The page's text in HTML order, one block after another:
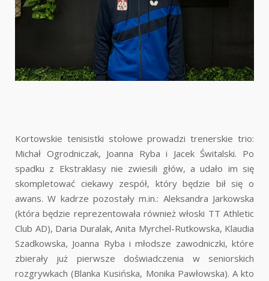
Kortowskie tenisistki stołowe prowadzi trenerskie trio:
Michał Ogrodniczak, Joanna Ryba i Jacek Świtalski. Po
spadku z Ekstraklasy nie zwiesili głów, a udało im się
skompletować ciekawy zespół, który będzie bił się o
awans. W kadrze pozostały m.in.: Aleksandra Jarkowska
(która będzie reprezentowała również włoski TT Athletic
Club AD), Daria Duralak, Anita Myrchel-Rutkowska, Klaudia
Szadkowska, Joanna Ryba i młodsze zawodniczki, które
zbierały już pierwsze doświadczenia w seniorskich
rozgrywkach (Blanka Kusińska, Monika Pawłowska). A kto